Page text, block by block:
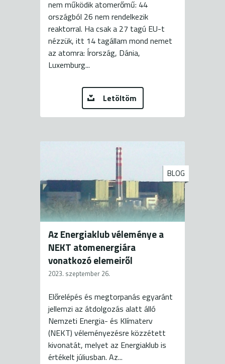
nem működik atomerőmű: 44
országból 26 nem rendelkezik
reaktorral. Ha csak a 27 tagú EU-t
nézzük, itt 14 tagállam mond nemet
az atomra: Írország, Dánia,
Luxemburg...
Letöltöm
BLOG
Az Energiaklub véleménye a
NEKT atomenergiára
vonatkozó elemeiről
2023. szeptember 26.
Előrelépés és megtorpanás egyaránt
jellemzi az átdolgozás alatt álló
Nemzeti Energia- és Klímaterv
(NEKT) véleményezésre közzétett
kivonatát, melyet az Energiaklub is
értékelt júliusban. Az...